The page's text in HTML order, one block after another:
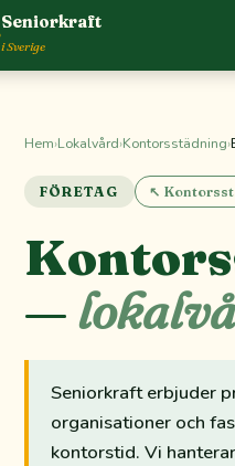
Seniorkraft
i Sverige
Hem›Lokalvård›Kontorsstädning›
FÖRETAG ↖
—
Seniorkraft erbjuder
organisationer och
kontorstid. Vi